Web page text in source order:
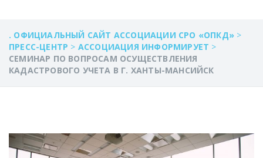
. ОФИЦИАЛЬНЫЙ САЙТ АССОЦИАЦИИ СРО «ОПКД» >
ПРЕСС-ЦЕНТР > АССОЦИАЦИЯ ИНФОРМИРУЕТ >
СЕМИНАР ПО ВОПРОСАМ ОСУЩЕСТВЛЕНИЯ
КАДАСТРОВОГО УЧЕТА В Г. ХАНТЫ-МАНСИЙСК